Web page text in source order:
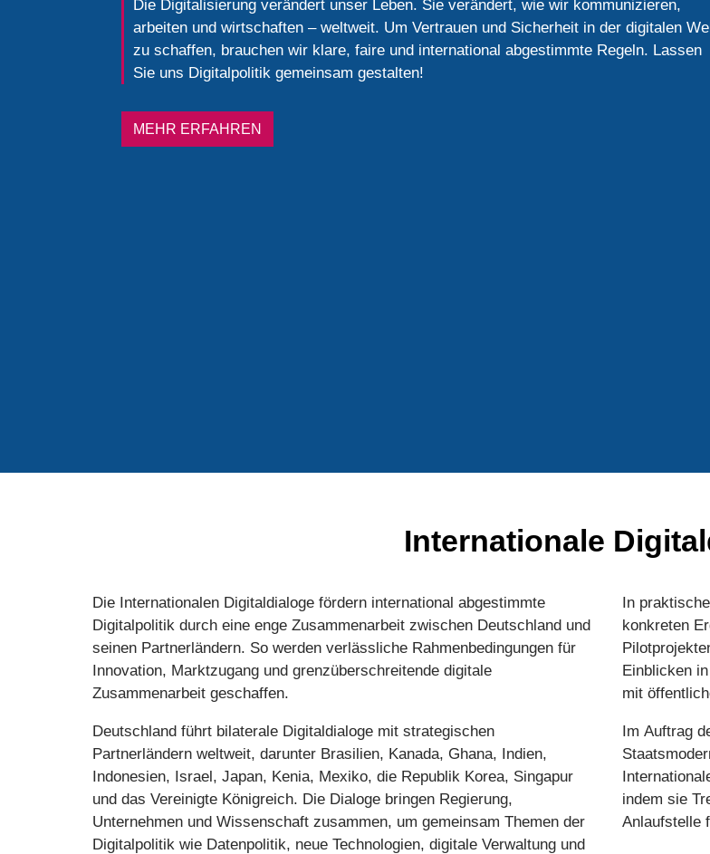
Die Digitalisierung verändert unser Leben. Sie verändert, wie wir kommunizieren,
arbeiten und wirtschaften – weltweit. Um Vertrauen und Sicherheit in der digitalen
zu schaffen, brauchen wir klare, faire und international abgestimmte Regeln. Lassen
Sie uns Digitalpolitik gemeinsam gestalten!
MEHR ERFAHREN
Internationale
Die Internationalen Digitaldialoge fördern international abgestimmte
Digitalpolitik durch eine enge Zusammenarbeit zwischen Deutschland und
seinen Partnerländern. So werden verlässliche Rahmenbedingungen für
Innovation, Marktzugang und grenzüberschreitende digitale
Zusammenarbeit geschaffen.
Deutschland führt bilaterale Digitaldialoge mit strategischen
Partnerländern weltweit, darunter Brasilien, Kanada, Ghana, Indien,
Indonesien, Israel, Japan, Kenia, Mexiko, die Republik Korea, Singapur
und das Vereinigte Königreich. Die Dialoge bringen Regierung,
Unternehmen und Wissenschaft zusammen, um gemeinsam Themen der
Digitalpolitik wie Datenpolitik, neue Technologien, digitale Verwaltung und
In
konkreten
Einblicken
mit
Im Auftrag
indem sie
Anlaufstelle